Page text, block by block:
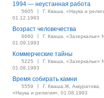
1994 — неустанная работа
5605 |
Г. Кваша, «Наука и
01.12.1993
Возраст человечества
6660 |
Г. Кваша, «Зазеркалье»
01.09.1993
Коммерческие тайны
5225 |
Г. Кваша, «Зазеркалье»
01.08.1993
Время собирать камни
5559 |
Г. Кваша,Ж. Аккуратова,
«Наука и религия», 01.08.1993